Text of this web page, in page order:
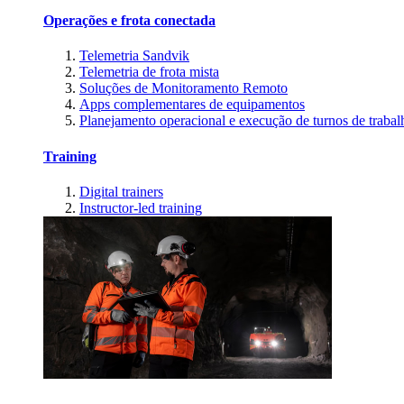
Operações e frota conectada
Telemetria Sandvik
Telemetria de frota mista
Soluções de Monitoramento Remoto
Apps complementares de equipamentos
Planejamento operacional e execução de turnos de
Training
Digital trainers
Instructor-led training